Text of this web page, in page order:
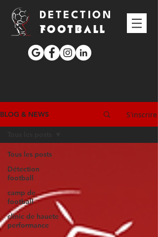
DETECTION
FOOTBALL
BLOG & NEWS S'inscrire
Tous les posts
Détection
football
camp de
football
clinic de hauete
performance